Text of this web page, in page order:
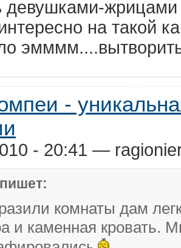
девушками-
на такой
-
- 20:41 —
комнаты дам
и каменная кровать.